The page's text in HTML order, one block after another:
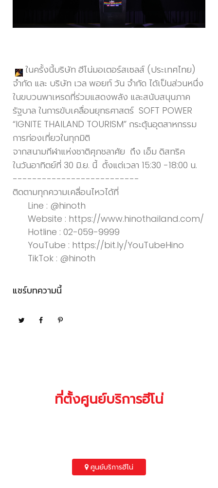
ในครั้งนี้บริษัท ฮีโน่มอเตอร์สเซลส์ (ประเทศไทย)
จำกัด และ บริษัท เวล พอยท์ วัน จำกัด ได้เป็นส่วนหนึ่ง
ในขบวนพาเหรดที่ร่วมแสดงพลัง และสนับสนุนภาค
รัฐบาล ในการขับเคลื่อนยุทธศาสตร์ SOFT POWER
“IGNITE THAILAND TOURISM” กระตุ้นอุตสาหกรรม
การท่องเที่ยวในทุกมิติ
จากสนามกีฬาแห่งชาติศุภชลาศัย ถึง เอ็ม ดิสทริค
ในวันอาทิตย์ที่ 30 มิ.ย. นี้ ตั้งแต่เวลา 15:30 -18:00 น.
--------------------------
ติดตามทุกความเคลื่อนไหวได้ที่
Line : @hinoth
Website : https://www.hinothailand.com/
Hotline : 02-059-9999
YouTube : https://bit.ly/YouTubeHino
TikTok : @hinoth
แชร์บทความนี้
ที่ตั้งศูนย์บริการฮีโน่
ศูนย์บริการฮีโน่